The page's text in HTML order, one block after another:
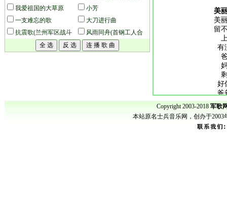
歌曲)
我爱祖国的大草原
小芳
一支难忘的歌
大刀进行曲
抗震歌(兰州军区战斗
风雨同舟(首钢工人合
唱)
美
美
留
有
好
爸
能
这
军歌网-
Copyright 2003-2018 军歌
本站原名士兵音乐网，创办于